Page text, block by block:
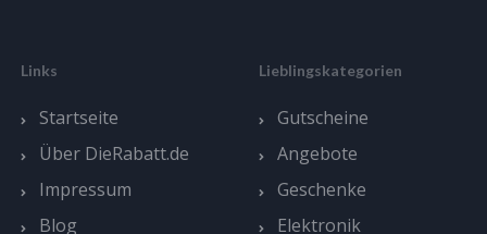
Links
Startseite
Über DieRabatt.de
Impressum
Blog
Lieblingskategorien
Gutscheine
Angebote
Geschenke
Elektronik